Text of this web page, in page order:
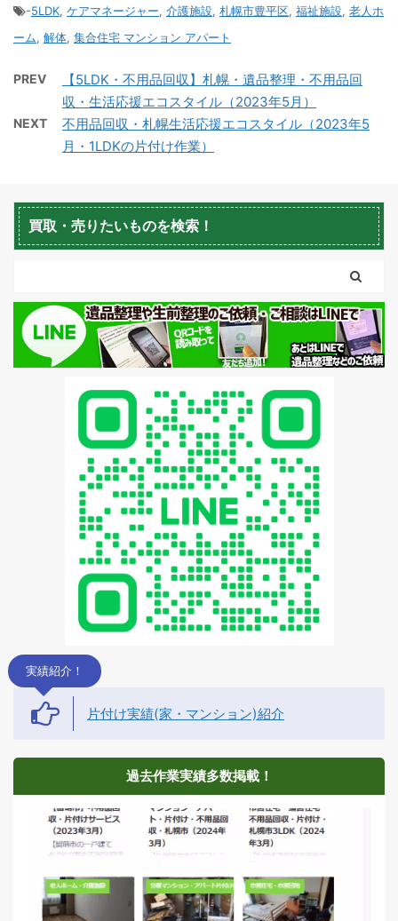
-5LDK, ケアマネージャー, 介護施設, 札幌市豊平区, 福祉施設, 老人ホ
ーム, 解体, 集合住宅 マンション アパート
PREV
【5LDK・不用品回収】札幌・遺品整理・不用品回
収・生活応援エコスタイル（2023年5月）
NEXT
不用品回収・札幌生活応援エコスタイル（2023年5
月・1LDKの片付け作業）
買取・売りたいものを検索！
実績紹介！
片付け実績(家・マンション)紹介
過去作業実績多数掲載！